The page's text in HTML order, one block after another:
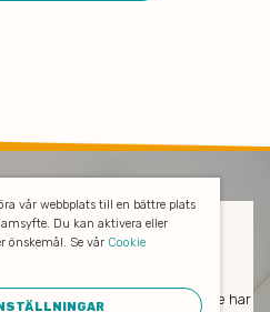
EFFEKTIV
I ÄLTA
Våra medarbetare och städare har
vår webbplats till en bättre plats
Du kan aktivera eller
önskemål. Se vår Cookie